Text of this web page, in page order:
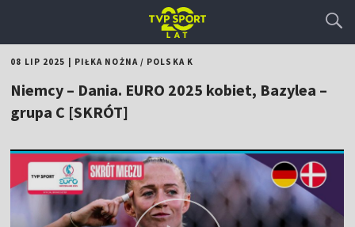
08 LIP 2025 PIŁKA NOŻNA/ POLSKA K
Niemcy – Dania. EURO 2025 kobiet, Bazylea –
grupa C [SKRÓT]